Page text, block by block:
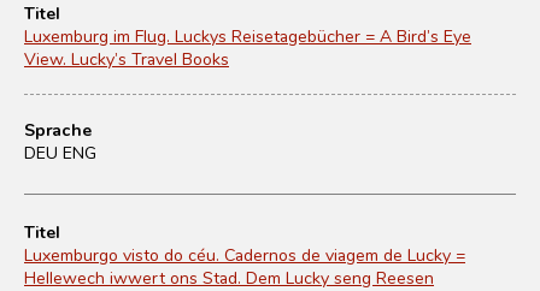
Titel
Luxemburg im Flug. Luckys Reisetagebücher = A Bird’s Eye
View. Lucky’s Travel Books
Sprache
DEU ENG
Titel
Luxemburgo visto do céu. Cadernos de viagem de Lucky =
Hellewech iwwert ons Stad. Dem Lucky seng Reesen